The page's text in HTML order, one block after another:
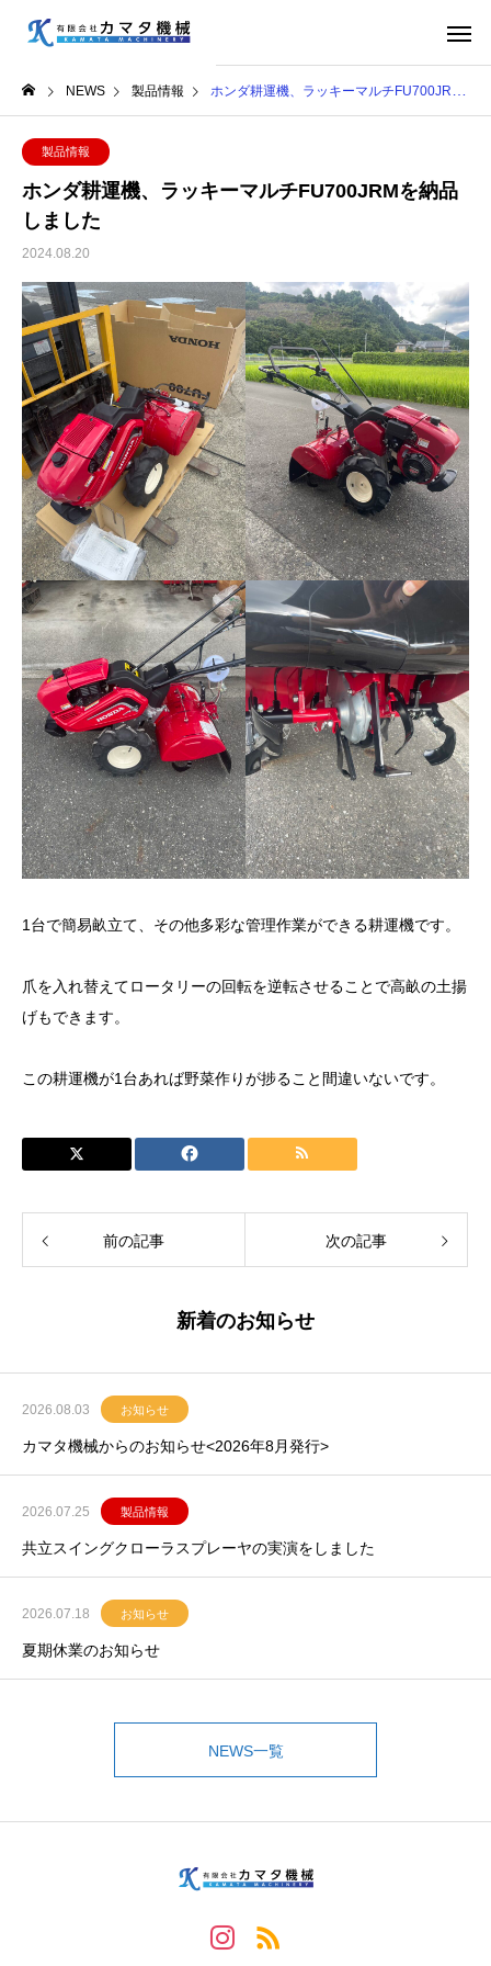
NEWS 製品情報 ホンダ耕運機、ラッキーマルチFU700JRMを納品しました
製品情報
ホンダ耕運機、ラッキーマルチFU700JRMを納品
しました
2024.08.20
1台で簡易畝立て、その他多彩な管理作業ができる耕運機です。
爪を入れ替えてロータリーの回転を逆転させることで高畝の土揚
げもできます。
この耕運機が1台あれば野菜作りが捗ること間違いないです。
前の記事 次の記事
新着のお知らせ
2026.08.03 お知らせ
カマタ機械からのお知らせ<2026年8月発行>
2026.07.25 製品情報
共立スイングクローラスプレーヤの実演をしました
2026.07.18 お知らせ
夏期休業のお知らせ
NEWS一覧